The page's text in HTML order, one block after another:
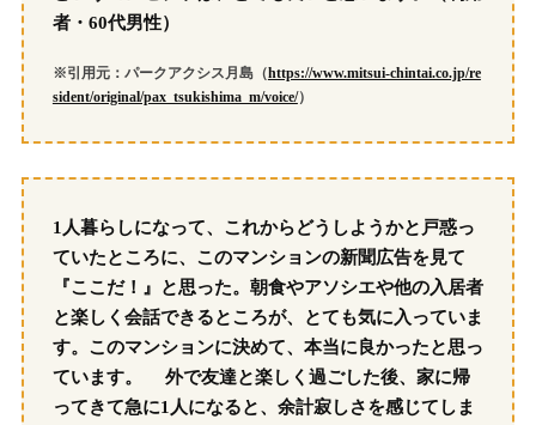
者・60代男性）
※引用元：パークアクシス月島（https://www.mitsui-chintai.co.jp/re
sident/original/pax_tsukishima_m/voice/）
1人暮らしになって、これからどうしようかと戸惑っ
ていたところに、このマンションの新聞広告を見て
『ここだ！』と思った。朝食やアソシエや他の入居者
と楽しく会話できるところが、とても気に入っていま
す。このマンションに決めて、本当に良かったと思っ
ています。 外で友達と楽しく過ごした後、家に帰
ってきて急に1人になると、余計寂しさを感じてしま